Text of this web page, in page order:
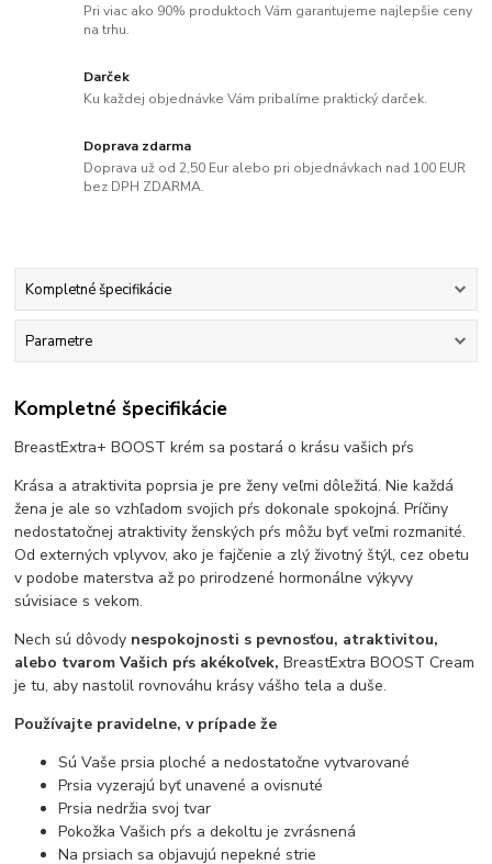
Pri viac ako 90% produktoch Vám garantujeme najlepšie ceny
na trhu.
Darček
Ku každej objednávke Vám pribalíme praktický darček.
Doprava zdarma
Doprava už od 2,50 Eur alebo pri objednávkach nad 100 EUR
bez DPH ZDARMA.
Kompletné špecifikácie
Parametre
Kompletné špecifikácie
BreastExtra+ BOOST krém sa postará o krásu vašich pŕs
Krása a atraktivita poprsia je pre ženy veľmi dôležitá. Nie každá
žena je ale so vzhľadom svojich pŕs dokonale spokojná. Príčiny
nedostatočnej atraktivity ženských pŕs môžu byť veľmi rozmanité.
Od externých vplyvov, ako je fajčenie a zlý životný štýl, cez obetu
v podobe materstva až po prirodzené hormonálne výkyvy
súvisiace s vekom.
Nech sú dôvody nespokojnosti s pevnosťou, atraktivitou,
alebo tvarom Vašich pŕs akékoľvek, BreastExtra BOOST Cream
je tu, aby nastolil rovnováhu krásy vášho tela a duše.
Používajte pravidelne, v prípade že
Sú Vaše prsia ploché a nedostatočne vytvarované
Prsia vyzerajú byť unavené a ovisnuté
Prsia nedržia svoj tvar
Pokožka Vašich pŕs a dekoltu je zvrásnená
Na prsiach sa objavujú nepekné strie